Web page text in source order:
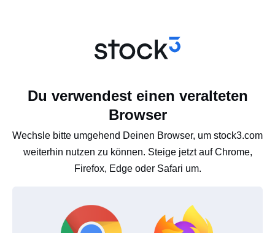
Du verwendest einen veralteten
Browser
Wechsle bitte umgehend Deinen Browser, um stock3.com
weiterhin nutzen zu können. Steige jetzt auf Chrome,
Firefox, Edge oder Safari um.